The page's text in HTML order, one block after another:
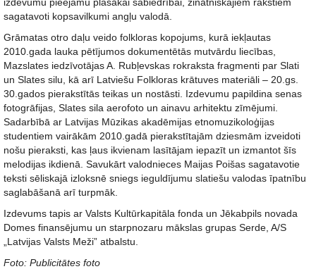
sagatavoti kopsavilkumi angļu valodā.
Grāmatas otro daļu veido folkloras kopojums, kurā iekļautas
2010.gada lauka pētījumos dokumentētās mutvārdu liecības,
Mazslates iedzīvotājas A. Rubļevskas rokraksta fragmenti par Slati
un Slates silu, kā arī Latviešu Folkloras krātuves materiāli – 20.gs.
30.gados pierakstītās teikas un nostāsti. Izdevumu papildina senas
fotogrāfijas, Slates sila aerofoto un ainavu arhitektu zīmējumi.
Sadarbībā ar Latvijas Mūzikas akadēmijas etnomuzikoloģijas
studentiem vairākām 2010.gadā pierakstītajām dziesmām izveidoti
nošu pieraksti, kas ļaus ikvienam lasītājam iepazīt un izmantot šīs
melodijas ikdienā. Savukārt valodnieces Maijas Poišas sagatavotie
teksti sēliskajā izloksnē sniegs ieguldījumu slatiešu valodas īpatnību
saglabāšanā arī turpmāk.
Izdevums tapis ar Valsts Kultūrkapitāla fonda un Jēkabpils novada
Domes finansējumu un starpnozaru mākslas grupas Serde, A/S
„Latvijas Valsts Meži” atbalstu.
Foto: Publicitātes foto